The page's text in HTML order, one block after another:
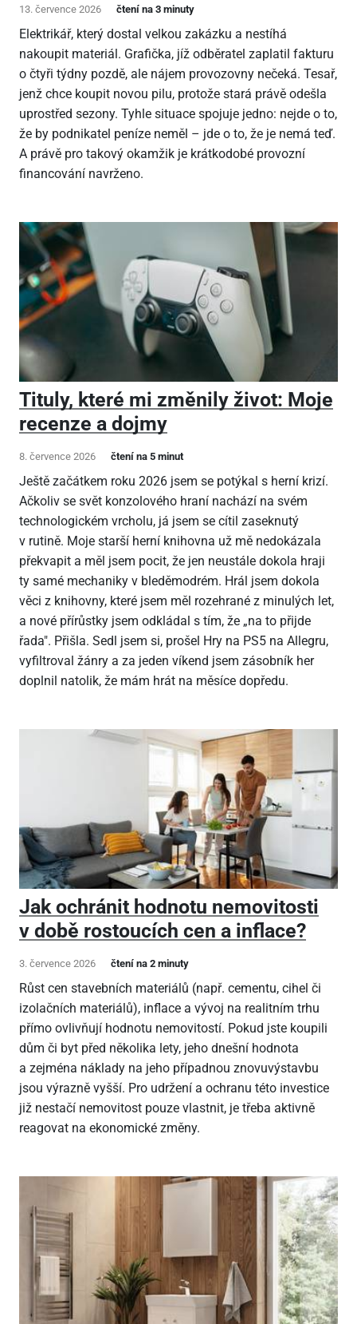
13. července 2026 čtení na 3 minuty
Elektrikář, který dostal velkou zakázku a nestíhá
nakoupit materiál. Grafička, jíž odběratel zaplatil fakturu
o čtyři týdny pozdě, ale nájem provozovny nečeká. Tesař,
jenž chce koupit novou pilu, protože stará právě odešla
uprostřed sezony. Tyhle situace spojuje jedno: nejde o to,
že by podnikatel peníze neměl – jde o to, že je nemá teď.
A právě pro takový okamžik je krátkodobé provozní
financování navrženo.
Tituly, které mi změnily život: Moje
recenze a dojmy
8. července 2026 čtení na 5 minut
Ještě začátkem roku 2026 jsem se potýkal s herní krizí.
Ačkoliv se svět konzolového hraní nachází na svém
technologickém vrcholu, já jsem se cítil zaseknutý
v rutině. Moje starší herní knihovna už mě nedokázala
překvapit a měl jsem pocit, že jen neustále dokola hraji
ty samé mechaniky v bleděmodrém. Hrál jsem dokola
věci z knihovny, které jsem měl rozehrané z minulých let,
a nové přírůstky jsem odkládal s tím, že „na to přijde
řada". Přišla. Sedl jsem si, prošel Hry na PS5 na Allegru,
vyfiltroval žánry a za jeden víkend jsem zásobník her
doplnil natolik, že mám hrát na měsíce dopředu.
Jak ochránit hodnotu nemovitosti
v době rostoucích cen a inflace?
3. července 2026 čtení na 2 minuty
Růst cen stavebních materiálů (např. cementu, cihel či
izolačních materiálů), inflace a vývoj na realitním trhu
přímo ovlivňují hodnotu nemovitostí. Pokud jste koupili
dům či byt před několika lety, jeho dnešní hodnota
a zejména náklady na jeho případnou znovuvýstavbu
jsou výrazně vyšší. Pro udržení a ochranu této investice
již nestačí nemovitost pouze vlastnit, je třeba aktivně
reagovat na ekonomické změny.